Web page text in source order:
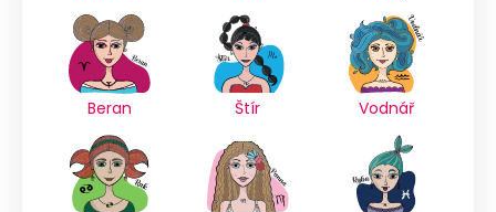
Beran Štír Vodnář